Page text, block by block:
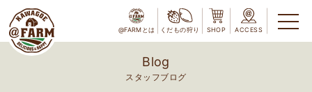
@FARMとは くだもの狩り SHOP ACCESS
Blog
スタッフブログ